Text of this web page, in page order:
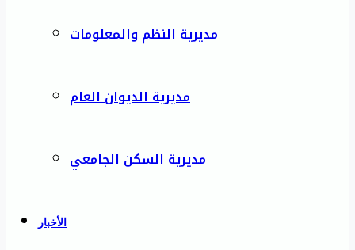
مديرية النظم والمعلومات
مديرية الديوان العام
مديرية السكن الجامعي
الأخبار